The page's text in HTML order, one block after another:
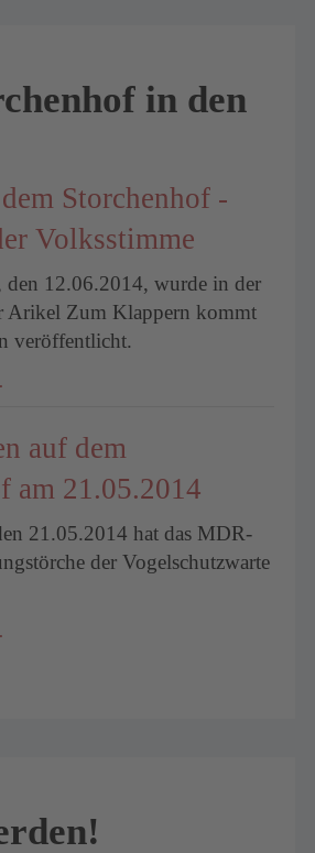
in den
Storchenhof -
Volksstimme
den 12.06.2014, wurde in der
Arikel Zum Klappern kommt
veröffentlicht.
auf dem
am 21.05.2014
21.05.2014 hat das MDR-
der Vogelschutzwarte